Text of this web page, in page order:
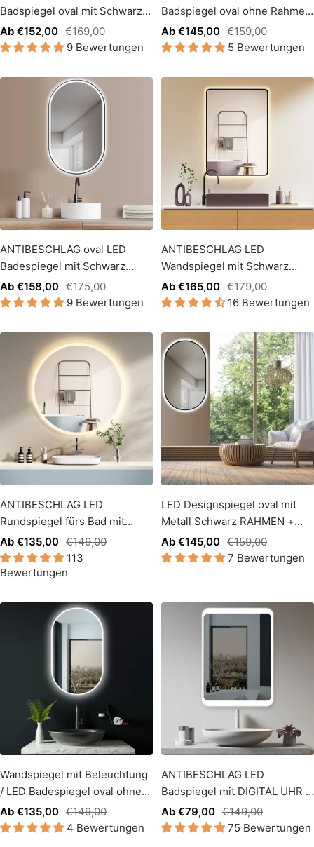
Badspiegel oval mit Schwarz
RAHMEN + Lichtwechsel
Angebotspreis
Ab €152,00 Regulärer
Preis
€169,00
9 Bewertungen
Badspiegel oval ohne Rahmen
+ Lichtwechsel
Angebotspreis
Ab €145,00 Regulärer
Preis
€159,00
5 Bewertungen
ANTIBESCHLAG oval LED
Badespiegel mit Schwarz
RAHMEN
Angebotspreis
Ab €158,00 Regulärer
Preis
€175,00
9 Bewertungen
ANTIBESCHLAG LED
Wandspiegel mit Schwarz
Metall Rahmen, Lichtwechsel
Angebotspreis
Ab €165,00 Regulärer
Preis
€179,00
16 Bewertungen
ANTIBESCHLAG LED
Rundspiegel fürs Bad mit
Spiegelheizung +
Lichtwechsel
Angebotspreis
Ab €135,00 Regulärer
Preis
€149,00
113
Bewertungen
LED Designspiegel oval mit
Metall Schwarz RAHMEN +
Lichtwechsel
Angebotspreis
Ab €145,00 Regulärer
Preis
€159,00
7 Bewertungen
Wandspiegel mit Beleuchtung
/ LED Badespiegel oval ohne
Rahmen + Lichtwechsel
Angebotspreis
Ab €135,00 Regulärer
Preis
€149,00
4 Bewertungen
ANTIBESCHLAG LED
Badspiegel mit DIGITAL UHR +
Lichtwechsel Warmweiß
Kaltweiß
Angebotspreis
Ab €79,00 Regulärer
Preis
€149,00
75 Bewertungen